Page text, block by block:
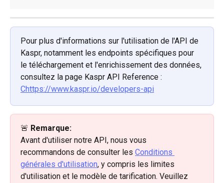
Pour plus d'informations sur l'utilisation de l'API de
Kaspr, notamment les endpoints spécifiques pour
le téléchargement et l'enrichissement des données,
consultez la page Kaspr API Reference :
Chttps://www.kaspr.io/developers-api
🚨 Remarque:
Avant d'utiliser notre API, nous vous
recommandons de consulter les Conditions
générales d'utilisation, y compris les limites
d'utilisation et le modèle de tarification. Veuillez